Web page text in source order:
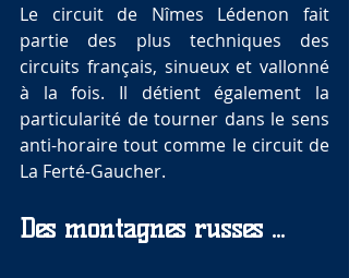
Le circuit de Nîmes Lédenon fait
partie des plus techniques des
circuits français, sinueux et vallonné
à la fois. Il détient également la
particularité de tourner dans le sens
anti-horaire tout comme le circuit de
La Ferté-Gaucher.
Des montagnes russes ...